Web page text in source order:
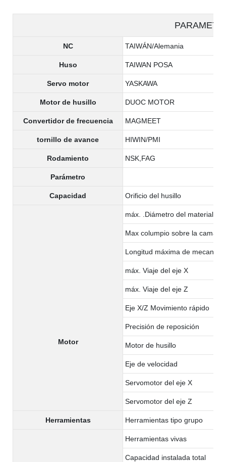
NC TAIWÁN/Alemania
Huso TAIWAN POSA
Servo motor YASKAWA
Motor de husillo DUOC MOTOR
Convertidor de frecuencia MAGMEET
tornillo de avance HIWIN/PMI
Rodamiento NSK,FAG
Parámetro
Capacidad Orificio del husillo
Motor
máx. .Diámetro del material:
Max columpio sobre la cama
Longitud máxima de
máx. Viaje del eje X
máx. Viaje del eje Z
Eje X/Z Movimiento rápido
Precisión de reposición
Motor de husillo
Eje de velocidad
Servomotor del eje X
Servomotor del eje Z
Herramientas Herramientas tipo grupo
Herramientas vivas
Capacidad instalada total